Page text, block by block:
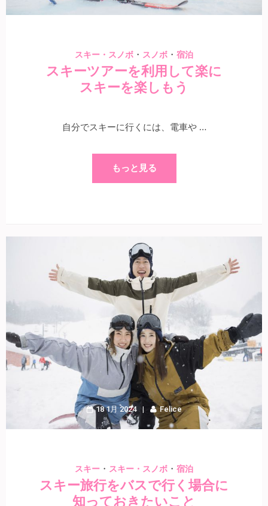
スキー・スノボ ・ スノボ ・ 宿泊
スキーツアーを利用して楽に
スキーを楽しもう
自分でスキーに行くには、電車や …
もっと見る
18 1月 2024 Felice
スキー ・ スキー・スノボ ・ 宿泊
スキー旅行をバスで行く場合に
知っておきたいこと